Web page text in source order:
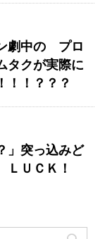
劇中の プロ
タクが実際に
！！？？？
」突っ込みど
ＵＣＫ！